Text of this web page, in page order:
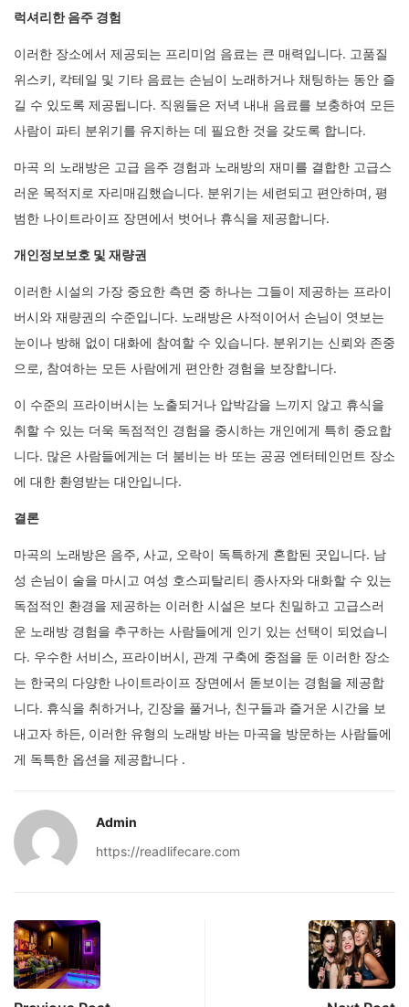
럭셔리한 음주 경험
이러한 장소에서 제공되는 프리미엄 음료는 큰 매력입니다. 고품질
위스키, 칵테일 및 기타 음료는 손님이 노래하거나 채팅하는 동안 즐
길 수 있도록 제공됩니다. 직원들은 저녁 내내 음료를 보충하여 모든
사람이 파티 분위기를 유지하는 데 필요한 것을 갖도록 합니다.
마곡 의 노래방은 고급 음주 경험과 노래방의 재미를 결합한 고급스
러운 목적지로 자리매김했습니다. 분위기는 세련되고 편안하며, 평
범한 나이트라이프 장면에서 벗어나 휴식을 제공합니다.
개인정보보호 및 재량권
이러한 시설의 가장 중요한 측면 중 하나는 그들이 제공하는 프라이
버시와 재량권의 수준입니다. 노래방은 사적이어서 손님이 엿보는
눈이나 방해 없이 대화에 참여할 수 있습니다. 분위기는 신뢰와 존중
으로, 참여하는 모든 사람에게 편안한 경험을 보장합니다.
이 수준의 프라이버시는 노출되거나 압박감을 느끼지 않고 휴식을
취할 수 있는 더욱 독점적인 경험을 중시하는 개인에게 특히 중요합
니다. 많은 사람들에게는 더 붐비는 바 또는 공공 엔터테인먼트 장소
에 대한 환영받는 대안입니다.
결론
마곡의 노래방은 음주, 사교, 오락이 독특하게 혼합된 곳입니다. 남
성 손님이 술을 마시고 여성 호스피탈리티 종사자와 대화할 수 있는
독점적인 환경을 제공하는 이러한 시설은 보다 친밀하고 고급스러
운 노래방 경험을 추구하는 사람들에게 인기 있는 선택이 되었습니
다. 우수한 서비스, 프라이버시, 관계 구축에 중점을 둔 이러한 장소
는 한국의 다양한 나이트라이프 장면에서 돋보이는 경험을 제공합
니다. 휴식을 취하거나, 긴장을 풀거나, 친구들과 즐거운 시간을 보
내고자 하든, 이러한 유형의 노래방 바는 마곡을 방문하는 사람들에
게 독특한 옵션을 제공합니다 .
Admin
https://readlifecare.com